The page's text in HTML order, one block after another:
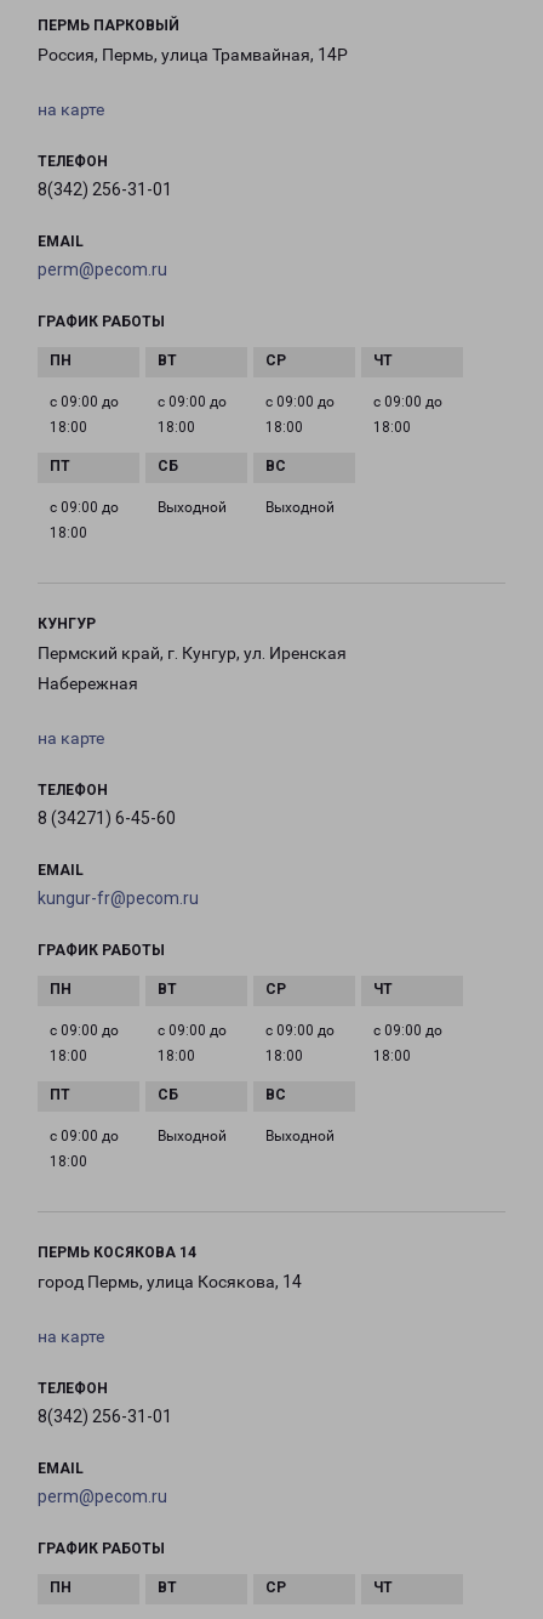
ПЕРМЬ ПАРКОВЫЙ
Россия, Пермь, улица Трамвайная, 14Р
на карте
ТЕЛЕФОН
8(342) 256-31-01
EMAIL
perm@pecom.ru
ГРАФИК РАБОТЫ
с 09:00 до
18:00
с 09:00 до
18:00
с 09:00 до
18:00
с 09:00 до
18:00
с 09:00 до
18:00
Выходной Выходной
КУНГУР
Пермский край, г. Кунгур, ул. Иренская
Набережная
на карте
ТЕЛЕФОН
8 (34271) 6-45-60
EMAIL
kungur-fr@pecom.ru
ГРАФИК РАБОТЫ
с 09:00 до
18:00
с 09:00 до
18:00
с 09:00 до
18:00
с 09:00 до
18:00
с 09:00 до
18:00
Выходной Выходной
ПЕРМЬ КОСЯКОВА 14
город Пермь, улица Косякова, 14
на карте
ТЕЛЕФОН
8(342) 256-31-01
EMAIL
perm@pecom.ru
ГРАФИК РАБОТЫ